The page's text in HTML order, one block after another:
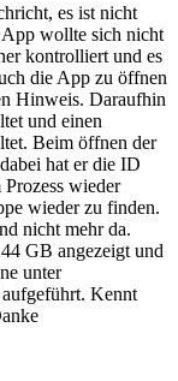
es ist nicht
App wollte sich nicht
kontrolliert und es
die App zu öffnen
Hinweis. Daraufhin
und einen
Beim öffnen der
hat er die ID
wieder
wieder zu finden.
nicht mehr da.
GB angezeigt und
unter
Kennt